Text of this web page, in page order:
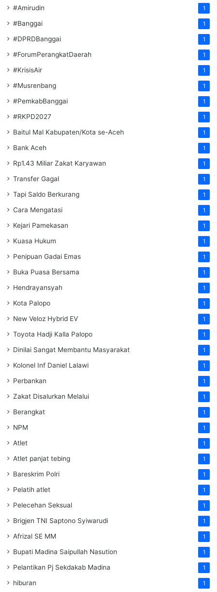
#Amirudin 1
#Banggai 1
#DPRDBanggai 1
#ForumPerangkatDaerah 1
#KrisisAir 1
#Musrenbang 1
#PemkabBanggai 1
#RKPD2027 1
Baitul Mal Kabupaten/Kota se-Aceh 1
Bank Aceh 1
Rp1.43 Miliar Zakat Karyawan 1
Transfer Gagal 1
Tapi Saldo Berkurang 1
Cara Mengatasi 1
Kejari Pamekasan 1
Kuasa Hukum 1
Penipuan Gadai Emas 1
Buka Puasa Bersama 1
Hendrayansyah 1
Kota Palopo 1
New Veloz Hybrid EV 1
Toyota Hadji Kalla Palopo 1
Dinilai Sangat Membantu Masyarakat 1
Kolonel Inf Daniel Lalawi 1
Perbankan 1
Zakat Disalurkan Melalui 1
Berangkat 1
NPM 1
Atlet 1
Atlet panjat tebing 1
Bareskrim Polri 1
Pelatih atlet 1
Pelecehan Seksual 1
Brigjen TNI Saptono Syiwarudi 1
Afrizal SE MM 1
Bupati Madina Saipullah Nasution 1
Pelantikan Pj Sekdakab Madina 1
hiburan 1